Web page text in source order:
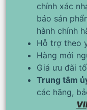
chính xác
bảo sản
hành chính
Hỗ trợ theo
Hàng mới
Giá ưu đãi
Trung tâm
các hãng,